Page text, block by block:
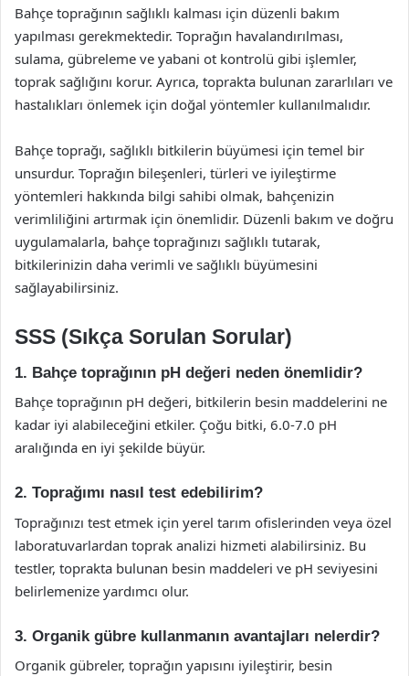
Bahçe toprağının sağlıklı kalması için düzenli bakım
yapılması gerekmektedir. Toprağın havalandırılması,
sulama, gübreleme ve yabani ot kontrolü gibi işlemler,
toprak sağlığını korur. Ayrıca, toprakta bulunan zararlıları ve
hastalıkları önlemek için doğal yöntemler kullanılmalıdır.
Bahçe toprağı, sağlıklı bitkilerin büyümesi için temel bir
unsurdur. Toprağın bileşenleri, türleri ve iyileştirme
yöntemleri hakkında bilgi sahibi olmak, bahçenizin
verimliliğini artırmak için önemlidir. Düzenli bakım ve doğru
uygulamalarla, bahçe toprağınızı sağlıklı tutarak,
bitkilerinizin daha verimli ve sağlıklı büyümesini
sağlayabilirsiniz.
SSS (Sıkça Sorulan Sorular)
1. Bahçe toprağının pH değeri neden önemlidir?
Bahçe toprağının pH değeri, bitkilerin besin maddelerini ne
kadar iyi alabileceğini etkiler. Çoğu bitki, 6.0-7.0 pH
aralığında en iyi şekilde büyür.
2. Toprağımı nasıl test edebilirim?
Toprağınızı test etmek için yerel tarım ofislerinden veya özel
laboratuvarlardan toprak analizi hizmeti alabilirsiniz. Bu
testler, toprakta bulunan besin maddeleri ve pH seviyesini
belirlemenize yardımcı olur.
3. Organik gübre kullanmanın avantajları nelerdir?
Organik gübreler, toprağın yapısını iyileştirir, besin